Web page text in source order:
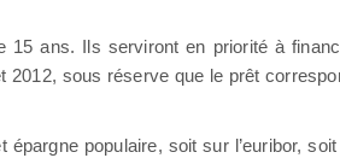
ans. Ils serviront en priorité à
sous réserve que le prêt
populaire, soit sur l’euribor,